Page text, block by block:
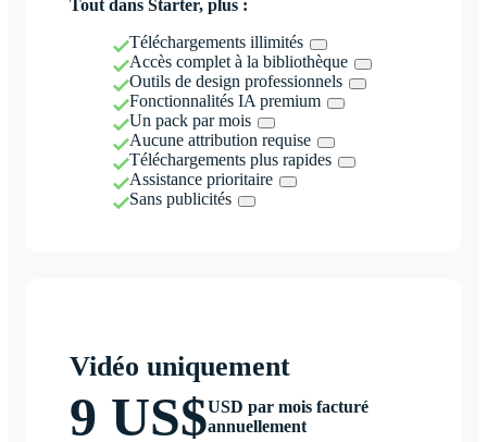
Tout dans Starter, plus :
Téléchargements illimités
Accès complet à la bibliothèque
Outils de design professionnels
Fonctionnalités IA premium
Un pack par mois
Aucune attribution requise
Téléchargements plus rapides
Assistance prioritaire
Sans publicités
Vidéo uniquement
9 US$USD par mois facturé
annuellement